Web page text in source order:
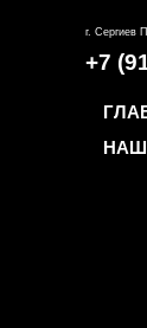
содержимому
г. Сергиев
+7